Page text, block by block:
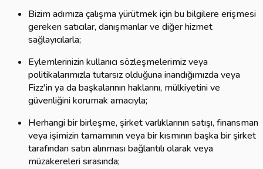
Bizim adımıza çalışma yürütmek için bu bilgilere erişmesi
gereken satıcılar, danışmanlar ve diğer hizmet
sağlayıcılarla;
Eylemlerinizin kullanıcı sözleşmelerimiz veya
politikalarımızla tutarsız olduğuna inandığımızda veya
Fizz'in ya da başkalarının haklarını, mülkiyetini ve
güvenliğini korumak amacıyla;
Herhangi bir birleşme, şirket varlıklarının satışı, finansman
veya işimizin tamamının veya bir kısmının başka bir şirket
tarafından satın alınması bağlantılı olarak veya
müzakereleri sırasında;